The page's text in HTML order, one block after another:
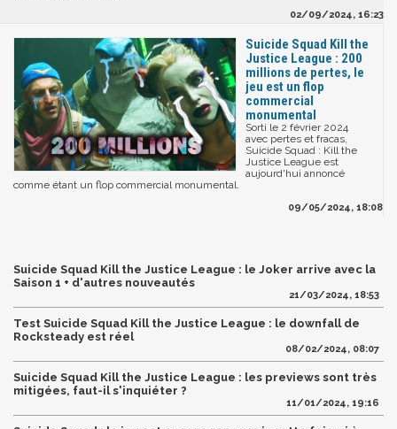
02/09/2024, 16:23
Suicide Squad Kill the
Justice League : 200
millions de pertes, le
jeu est un flop
commercial
monumental
Sorti le 2 février 2024
avec pertes et fracas,
Suicide Squad : Kill the
Justice League est
aujourd'hui annoncé
comme étant un flop commercial monumental.
09/05/2024, 18:08
Suicide Squad Kill the Justice League : le Joker arrive avec la
Saison 1 + d'autres nouveautés
21/03/2024, 18:53
Test Suicide Squad Kill the Justice League : le downfall de
Rocksteady est réel
08/02/2024, 08:07
Suicide Squad Kill the Justice League : les previews sont très
mitigées, faut-il s'inquiéter ?
11/01/2024, 19:16